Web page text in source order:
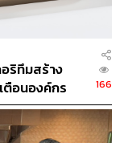
ริทึมสร้าง
ตือนองค์กร
บรนด์ระยะ
166